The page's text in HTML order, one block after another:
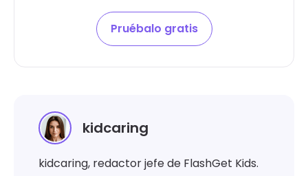
Pruébalo gratis
kidcaring
kidcaring, redactor jefe de FlashGet Kids.